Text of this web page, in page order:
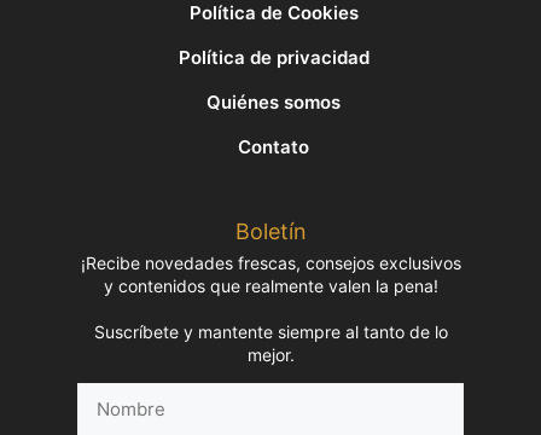
Política de Cookies
Política de privacidad
Quiénes somos
Contato
Boletín
¡Recibe novedades frescas, consejos exclusivos
y contenidos que realmente valen la pena!
Suscríbete y mantente siempre al tanto de lo
mejor.